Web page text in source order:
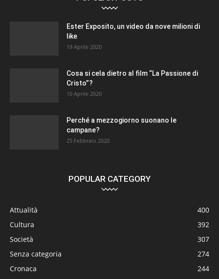
Ester Exposito, un video da nove milioni di
like
19 Aprile 2020
Cosa si cela dietro al film “La Passione di
Cristo”?
10 Aprile 2020
Perché a mezzogiorno suonano le
campane?
25 Febbraio 2020
POPULAR CATEGORY
Attualità
400
Cultura
392
Società
307
Senza categoria
274
Cronaca
244